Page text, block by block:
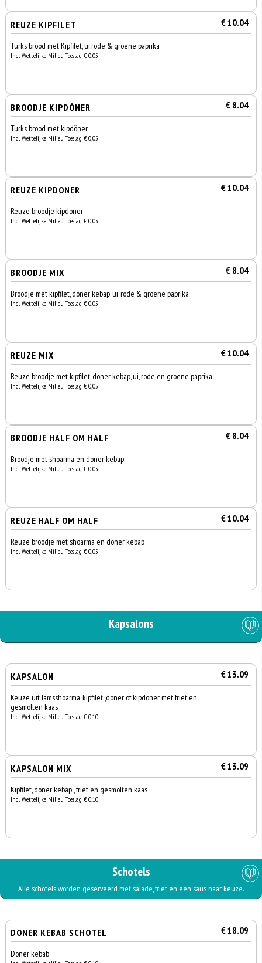
REUZE KIPFILET € 10.04
Turks brood met Kipfilet, ui,rode & groene paprika
Incl. Wettelijke Milieu Toeslag € 0,05
BROODJE KIPDÖNER € 8.04
Turks brood met kipdöner
Incl. Wettelijke Milieu Toeslag € 0,05
REUZE KIPDONER € 10.04
Reuze broodje kipdoner
Incl. Wettelijke Milieu Toeslag € 0,05
BROODJE MIX € 8.04
Broodje met kipfilet, doner kebap, ui, rode & groene paprika
Incl. Wettelijke Milieu Toeslag € 0,05
REUZE MIX € 10.04
Reuze broodje met kipfilet, doner kebap, ui, rode en groene paprika
Incl. Wettelijke Milieu Toeslag € 0,05
BROODJE HALF OM HALF € 8.04
Broodje met shoarma en doner kebap
Incl. Wettelijke Milieu Toeslag € 0,05
REUZE HALF OM HALF € 10.04
Reuze broodje met shoarma en doner kebap
Incl. Wettelijke Milieu Toeslag € 0,05
Kapsalons
KAPSALON € 13.09
Keuze uit lamsshoarma, kipfilet ,doner of kipdöner met friet en
gesmolten kaas
Incl. Wettelijke Milieu Toeslag € 0,10
KAPSALON MIX € 13.09
Kipfilet, doner kebap , friet en gesmolten kaas
Incl. Wettelijke Milieu Toeslag € 0,10
Schotels
Alle schotels worden geserveerd met salade, friet en een saus naar keuze.
DONER KEBAB SCHOTEL € 18.09
Döner kebab